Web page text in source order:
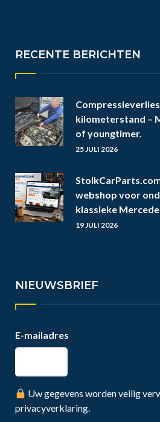
RECENTE BERICHTEN
kilometerstand –
of youngtimer.
25 JULI 2026
webshop voor
klassieke
19 JULI 2026
NIEUWSBRIEF
E-mailadres
Uw gegevens worden veilig
privacyverklaring.